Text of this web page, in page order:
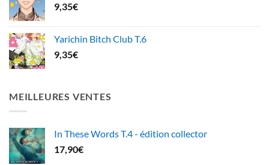
9,35€
Yarichin Bitch Club T.6
9,35€
MEILLEURES VENTES
In These Words T.4 - édition collector
17,90€